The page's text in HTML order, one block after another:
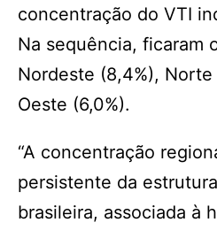
concentração do VTI
Na sequência, ficaram
Nordeste (8,4%),
Oeste (6,0%).
“A concentração
persistente da
brasileira, associada à